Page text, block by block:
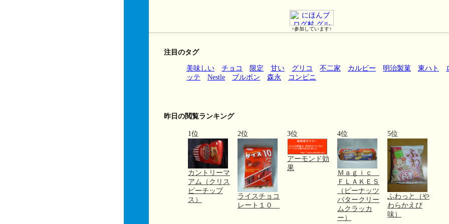
↑参加しています↑
注目のタグ
美味しい チョコ 限定 甘い グリコ 不二家 カルビー 明治製菓 東ハト
ッテ
Nestle ブルボン 森永 コンビニ
昨日の閲覧ランキング
1位
カントリーマ
アム（クリス
ピーチップ
ス）
2位
ライスチョコ
レート１０
3位
アーモンド効
果
4位
Ｍａｇｉｃ
ＦＬＡＫＥＳ
（ピーナッツ
バタークリー
ムクラッカ
ー）
5位
ふわっと（や
わらかえび
味）